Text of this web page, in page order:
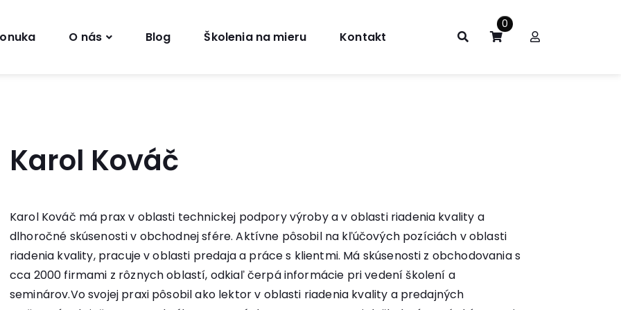
O nás Blog Školenia na mieru Kontakt
0
Karol Kováč
Karol Kováč má prax v oblasti technickej podpory výroby a v oblasti riadenia kvality a
dlhoročné skúsenosti v obchodnej sfére. Aktívne pôsobil na kľúčových pozíciách v oblasti
riadenia kvality, pracuje v oblasti predaja a práce s klientmi. Má skúsenosti z obchodovania s
cca 2000 firmami z rôznych oblastí, odkiaľ čerpá informácie pri vedení školení a
seminárov.Vo svojej praxi pôsobil ako lektor v oblasti riadenia kvality a predajných